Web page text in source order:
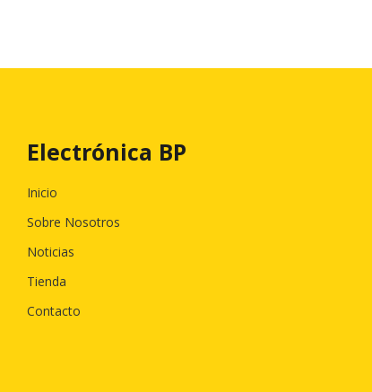
Electrónica BP
Inicio
Sobre Nosotros
Noticias
Tienda
Contacto